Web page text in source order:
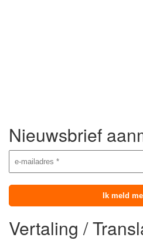
Nieuwsbrief
Vertaling /